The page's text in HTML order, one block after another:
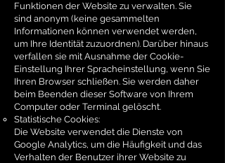
Funktionen der Website zu verwalten. Sie
sind anonym (keine gesammelten
Informationen können verwendet werden,
um Ihre Identität zuzuordnen). Darüber hinaus
verfallen sie mit Ausnahme der Cookie-
Einstellung Ihrer Spracheinstellung, wenn Sie
Ihren Browser schließen. Sie werden daher
beim Beenden dieser Software von Ihrem
Computer oder Terminal gelöscht.
Statistische Cookies:
Die Website verwendet die Dienste von
Google Analytics, um die Häufigkeit und das
Verhalten der Benutzer ihrer Website zu